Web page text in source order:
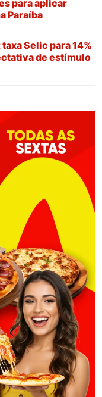
para aplicar
Paraíba
Selic para 14%
de estímulo